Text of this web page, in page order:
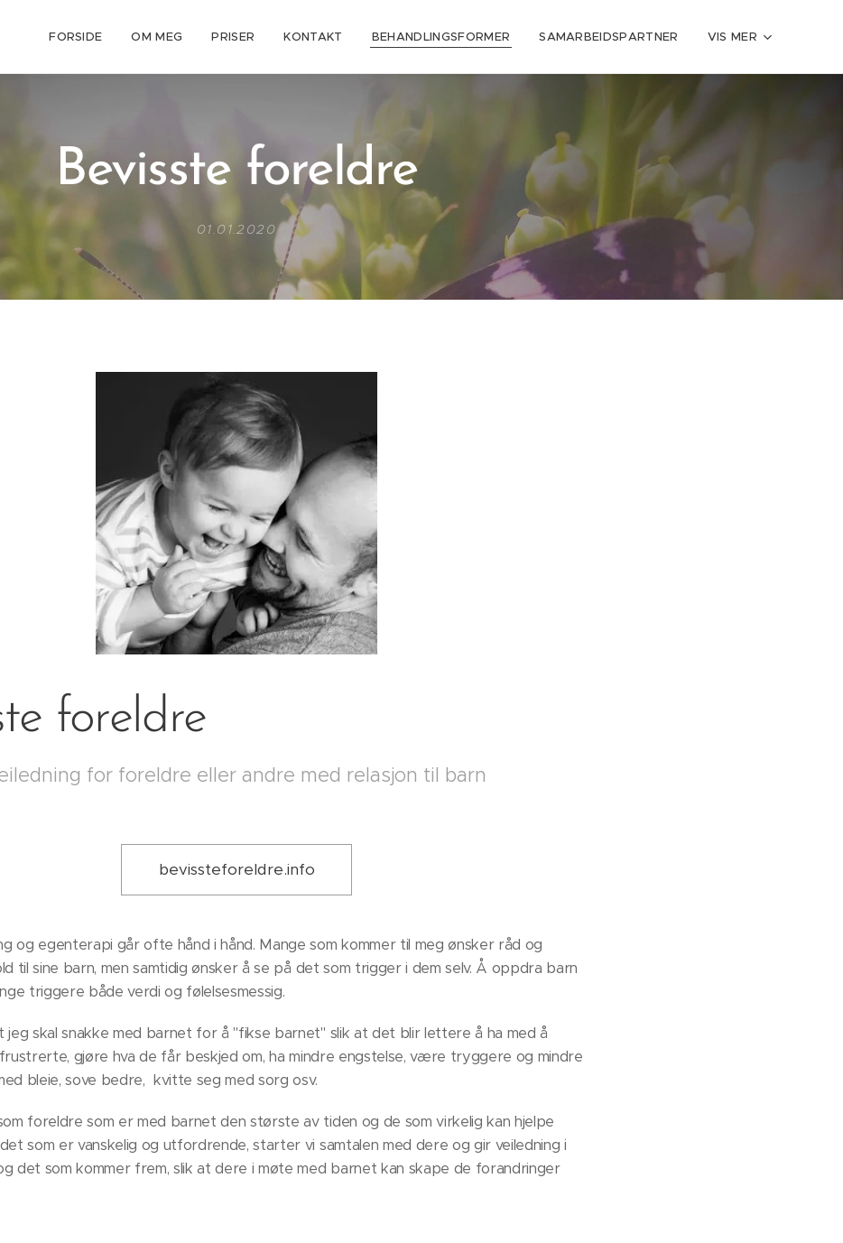
FORSIDE OM MEG PRISER KONTAKT BEHANDLINGSFORMER SAMARBEIDSPARTNER VIS MER
Bevisste foreldre
01.01.2020
foreldre
for foreldre eller andre med relasjon til barn
bevissteforeldre.info
og egenterapi går ofte hånd i hånd. Mange som kommer til meg ønsker råd og
til sine barn, men samtidig ønsker å se på det som trigger i dem selv. Å oppdra barn
triggere både verdi og følelsesmessig.
jeg skal snakke med barnet for å "fikse barnet" slik at det blir lettere å ha med å
gjøre hva de får beskjed om, ha mindre engstelse, være tryggere og mindre
bleie, sove bedre, kvitte seg med sorg osv.
foreldre som er med barnet den største av tiden og de som virkelig kan hjelpe
som er vanskelig og utfordrende, starter vi samtalen med dere og gir veiledning i
det som kommer frem, slik at dere i møte med barnet kan skape de forandringer